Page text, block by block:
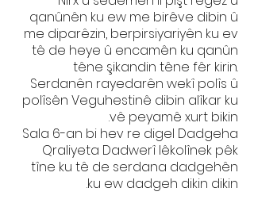
qanûnên ku ew me birêve dibin û
me diparêzin, berpirsiyariyên ku ev
tê de heye û encamên ku qanûn
têne şikandin têne fêr kirin.
Serdanên rayedarên wekî polîs û
polîsên Veguhestinê dibin alîkar ku
vê peyamê xurt bikin.
Sala 6-an bi hev re digel Dadgeha
Qraliyeta Dadwerî lêkolînek pêk
tîne ku tê de serdana dadgehên
ku ew dadgeh dikin dikin.